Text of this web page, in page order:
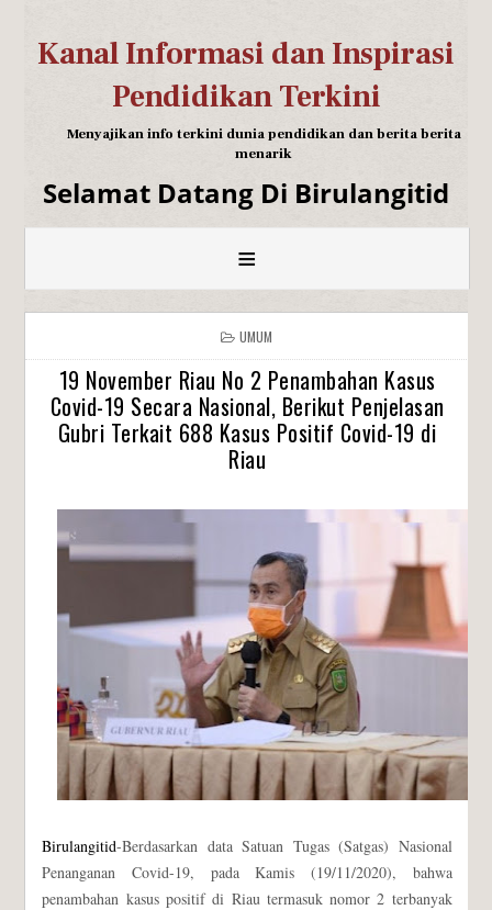
Kanal Informasi dan Inspirasi
Pendidikan Terkini
Menyajikan info terkini dunia pendidikan dan berita berita
menarik
Selamat Datang Di Birulangitid
≡
UMUM
19 November Riau No 2 Penambahan Kasus
Covid-19 Secara Nasional, Berikut Penjelasan
Gubri Terkait 688 Kasus Positif Covid-19 di
Riau
Birulangitid-Berdasarkan data Satuan Tugas (Satgas) Nasional
Penanganan Covid-19, pada Kamis (19/11/2020), bahwa
penambahan kasus positif di Riau termasuk nomor 2 terbanyak